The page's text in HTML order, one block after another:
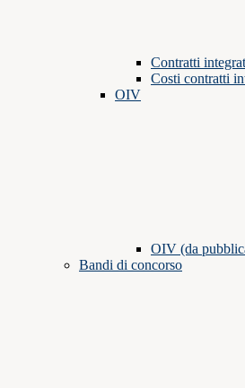
Contratti
Costi contratti
OIV
OIV (da
Bandi di concorso